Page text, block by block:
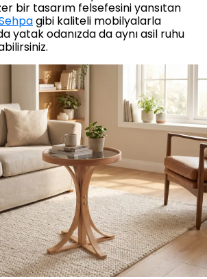
bir tasarım felsefesini yansıtan
gibi kaliteli mobilyalarla
yatak odanızda da aynı asil ruhu